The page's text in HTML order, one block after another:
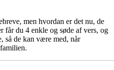
men hvordan er det nu, de
får du 4 enkle og søde af vers, og
så de kan være med, når